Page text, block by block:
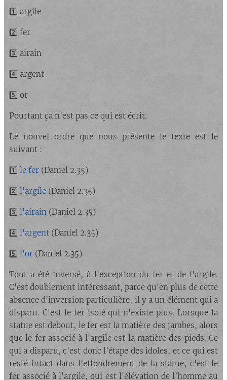
1️⃣ argile
2️⃣ fer
3️⃣ airain
4️⃣ argent
5️⃣ or
Pourtant ça n'est pas ce qui est écrit.
Le nouvel ordre que nous présente le texte est le
suivant :
1️⃣ le fer (Daniel 2.35)
2️⃣ l'argile (Daniel 2.35)
3️⃣ l'airain (Daniel 2.35)
4️⃣ l'argent (Daniel 2.35)
5️⃣ l'or (Daniel 2.35)
Tout a été inversé, à l'exception du fer et de l'argile.
C'est doublement intéressant, parce qu'en plus de cette
absence d'inversion particulière, il y a un élément qui a
disparu. C'est le fer isolé qui n'existe plus. Lorsque la
statue est debout, le fer est la matière des jambes, alors
que le fer associé à l'argile est la matière des pieds. Ce
qui a disparu, c'est donc l'étape des idoles, et ce qui est
resté intact dans l'effondrement de la statue, c'est le
fer associé à l'argile, qui est l'élévation de l'homme au